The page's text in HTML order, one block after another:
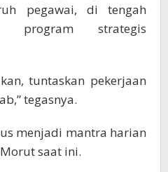
pegawai, di tengah
program strategis
tuntaskan pekerjaan
tegasnya.
menjadi mantra harian
saat ini.